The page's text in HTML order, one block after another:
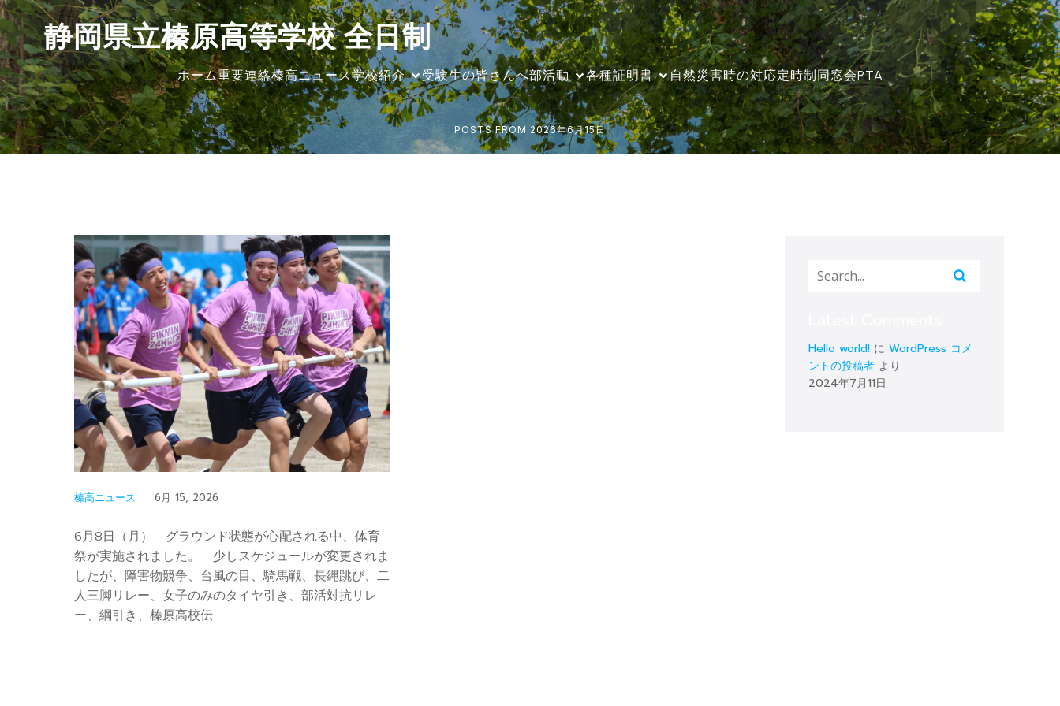
静岡県立榛原高等学校 全日制
ホーム重要連絡榛高ニュース学校紹介 受験生の皆さんへ部活動 各種証明書 自然災害時の対応定時制同窓会PTA
POSTS FROM 2026年6月15日
榛高ニュース 6月 15, 2026
6月8日（月） グラウンド状態が心配される中、体育
祭が実施されました。 少しスケジュールが変更されま
したが、障害物競争、台風の目、騎馬戦、長縄跳び、二
人三脚リレー、女子のみのタイヤ引き、部活対抗リレ
ー、綱引き、榛原高校伝 …
Hello world! に WordPress コメ
ントの投稿者 より
2024年7月11日